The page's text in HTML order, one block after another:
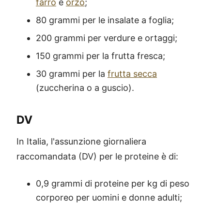
farro e orzo;
80 grammi per le insalate a foglia;
200 grammi per verdure e ortaggi;
150 grammi per la frutta fresca;
30 grammi per la frutta secca
(zuccherina o a guscio).
DV
In Italia, l'assunzione giornaliera
raccomandata (DV) per le proteine è di:
0,9 grammi di proteine per kg di peso
corporeo per uomini e donne adulti;